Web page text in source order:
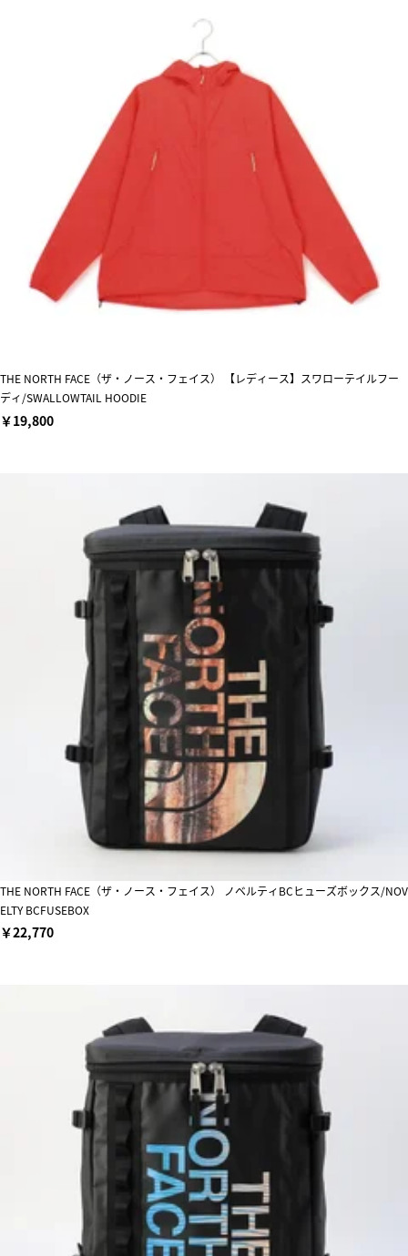
THE NORTH FACE（ザ・ノース・フェイス） 【レディース】スワローテイルフー
ディ/SWALLOWTAIL HOODIE
￥19,800
THE NORTH FACE（ザ・ノース・フェイス） ノベルティBCヒューズボックス/NOV
ELTY BCFUSEBOX
￥22,770